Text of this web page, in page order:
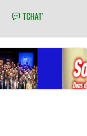
TCHAT'